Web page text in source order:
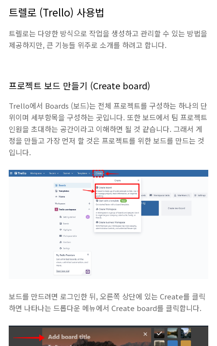
트렐로 (Trello) 사용법
트렐로는 다양한 방식으로 작업을 생성하고 관리할 수 있는 방법을
제공하지만, 큰 기능들 위주로 소개를 하려고 합니다.
프로젝트 보드 만들기 (Create board)
Trello에서 Boards (보드)는 전체 프로젝트를 구성하는 하나의 단
위이며 세부항목을 구성하는 곳입니다. 또한 보드에서 팀 프로젝트
인원을 초대하는 공간이라고 이해하면 될 것 같습니다. 그래서 게
정을 만들고 가장 먼저 할 것은 프로젝트를 위한 보드를 만드는 것
입니다.
보드를 만드려면 로그인한 뒤, 오른쪽 상단에 있는 Create를 클릭
하면 나타나는 드롭다운 메뉴에서 Create board를 클릭합니다.